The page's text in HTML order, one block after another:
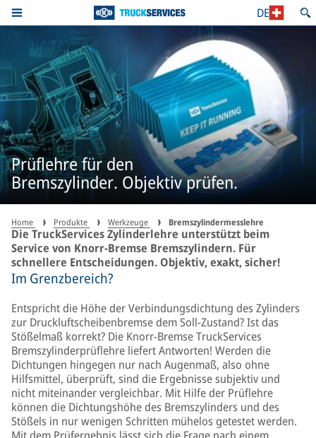
DE
Prüflehre für den
Bremszylinder. Objektiv prüfen.
Home Produkte Werkzeuge Bremszylindermesslehre
Die TruckServices Zylinderlehre unterstützt beim
Service von Knorr-Bremse Bremszylindern. Für
schnellere Entscheidungen. Objektiv, exakt, sicher!
Im Grenzbereich?
Entspricht die Höhe der Verbindungsdichtung des Zylinders
zur Druckluftscheibenbremse dem Soll-Zustand? Ist das
Stößelmaß korrekt? Die Knorr-Bremse TruckServices
Bremszylinderprüflehre liefert Antworten! Werden die
Dichtungen hingegen nur nach Augenmaß, also ohne
Hilfsmittel, überprüft, sind die Ergebnisse subjektiv und
nicht miteinander vergleichbar. Mit Hilfe der Prüflehre
können die Dichtungshöhe des Bremszylinders und des
Stößels in nur wenigen Schritten mühelos getestet werden.